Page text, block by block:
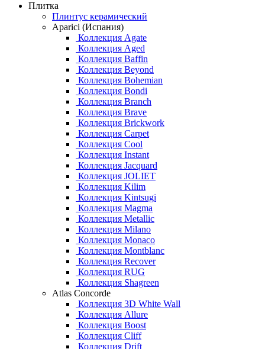
Плитка
Плинтус керамический
Aparici (Испания)
Коллекция Agate
Коллекция Aged
Коллекция Baffin
Коллекция Beyond
Коллекция Bohemian
Коллекция Bondi
Коллекция Branch
Коллекция Brave
Коллекция Brickwork
Коллекция Carpet
Коллекция Cool
Коллекция Instant
Коллекция Jacquard
Коллекция JOLIET
Коллекция Kilim
Коллекция Kintsugi
Коллекция Magma
Коллекция Metallic
Коллекция Milano
Коллекция Monaco
Коллекция Montblanc
Коллекция Recover
Коллекция RUG
Коллекция Shagreen
Atlas Concorde
Коллекция 3D White Wall
Коллекция Allure
Коллекция Boost
Коллекция Cliff
Коллекция Drift